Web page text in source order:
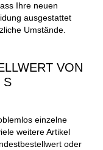
Ihre neuen
ausgestattet
Umstände.
VON
S
einzelne
weitere Artikel
oder